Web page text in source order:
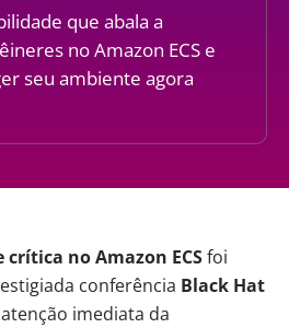
que abala a
no Amazon ECS e
seu ambiente agora
crítica no Amazon ECSfoi
conferência Black Hat
imediata da